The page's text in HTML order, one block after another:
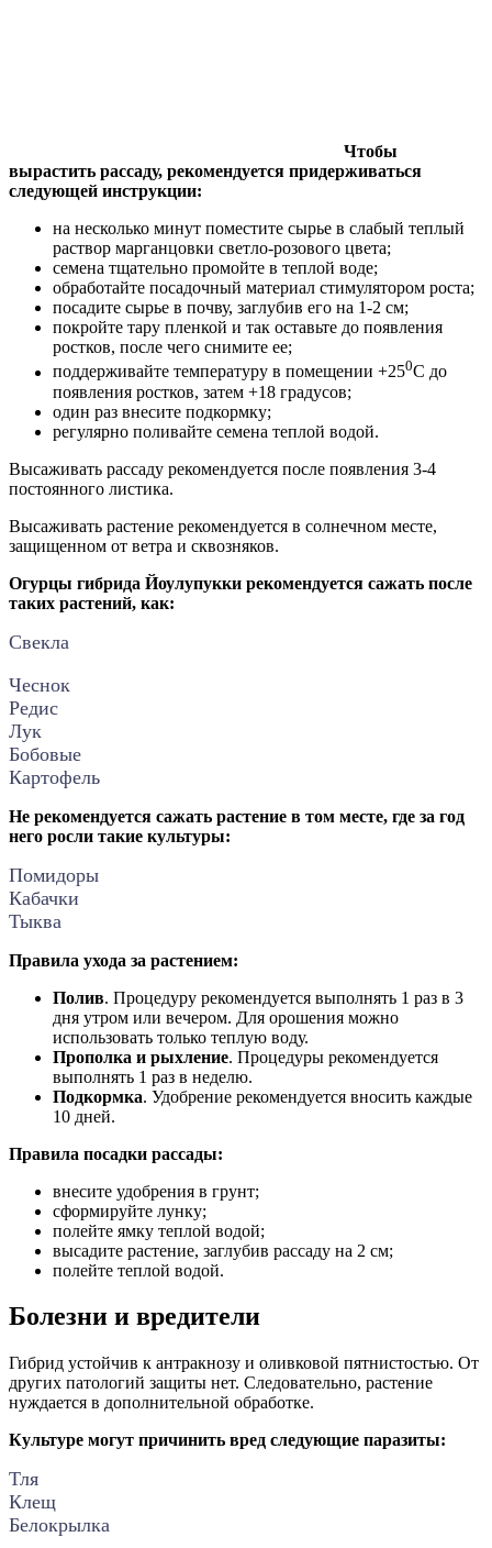
Чтобы
вырастить рассаду, рекомендуется придерживаться
следующей инструкции:
на несколько минут поместите сырье в слабый теплый
раствор марганцовки светло-розового цвета;
семена тщательно промойте в теплой воде;
обработайте посадочный материал стимулятором роста;
посадите сырье в почву, заглубив его на 1-2 см;
покройте тару пленкой и так оставьте до появления
ростков, после чего снимите ее;
поддерживайте температуру в помещении +250С до
появления ростков, затем +18 градусов;
один раз внесите подкормку;
регулярно поливайте семена теплой водой.
Высаживать рассаду рекомендуется после появления 3-4
постоянного листика.
Высаживать растение рекомендуется в солнечном месте,
защищенном от ветра и сквозняков.
Огурцы гибрида Йоулупукки рекомендуется сажать после
таких растений, как:
Свекла
Чеснок
Редис
Лук
Бобовые
Картофель
Не рекомендуется сажать растение в том месте, где за год
него росли такие культуры:
Помидоры
Кабачки
Тыква
Правила ухода за растением:
Полив. Процедуру рекомендуется выполнять 1 раз в 3
дня утром или вечером. Для орошения можно
использовать только теплую воду.
Прополка и рыхление. Процедуры рекомендуется
выполнять 1 раз в неделю.
Подкормка. Удобрение рекомендуется вносить каждые
10 дней.
Правила посадки рассады:
внесите удобрения в грунт;
сформируйте лунку;
полейте ямку теплой водой;
высадите растение, заглубив рассаду на 2 см;
полейте теплой водой.
Болезни и вредители
Гибрид устойчив к антракнозу и оливковой пятнистостью. От
других патологий защиты нет. Следовательно, растение
нуждается в дополнительной обработке.
Культуре могут причинить вред следующие паразиты:
Тля
Клещ
Белокрылка